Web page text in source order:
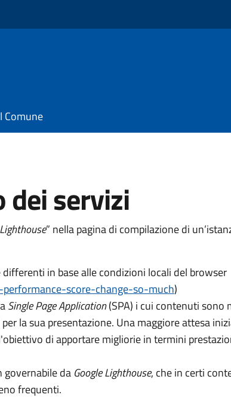
Comune
servizi
” nella pagina di compilazione di
in base alle condizioni locali del browser
score-change-so-much)
Single Page Application(SPA) i cui contenuti sono
la sua presentazione. Una maggiore attesa
di apportare migliorie in termini
governabile da Google Lighthouse, che in certi
frequenti.